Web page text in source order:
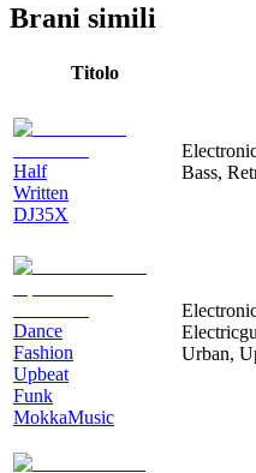
Brani simili
Titolo
Half
Written
DJ35X
Bass,
Dance
Fashion
Upbeat
Funk
MokkaMusic
Urban,